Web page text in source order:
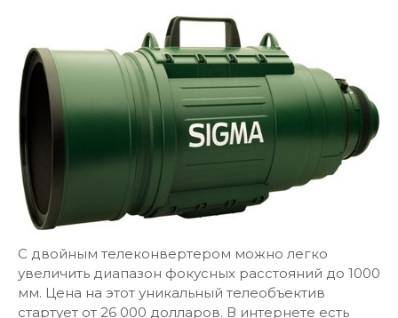
С двойным телеконвертером можно легко
увеличить диапазон фокусных расстояний до 1000
мм. Цена на этот уникальный телеобъектив
стартует от 26 000 долларов. В интернете есть